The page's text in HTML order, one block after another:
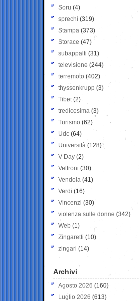
Soru (4)
sprechi (319)
Stampa (373)
Storace (47)
subappalti (31)
televisione(244)
terremoto (402)
thyssenkrupp (3)
Tibet(2)
tredicesima (3)
Turismo (62)
Udc (64)
Università (128)
V-Day (2)
Veltroni (30)
Vendola (41)
Verdi (16)
Vincenzi (30)
violenza sulle donne (342)
Web (1)
Zingaretti (10)
zingari (14)
Archivi
Agosto 2026 (160)
Luglio 2026 (613)